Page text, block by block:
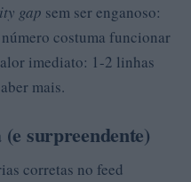
gap sem ser enganoso:
costuma funcionar
imediato: 1-2 linhas
mais.
surpreendente)
corretas no feed